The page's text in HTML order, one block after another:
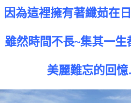
因為這裡擁有著纖茹在
雖然時間不長~集其一
美麗難忘的回